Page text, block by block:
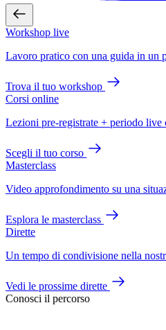
Workshop live
Lavoro pratico con una guida in un
Trova il tuo workshop
Corsi online
Lezioni pre-registrate + periodo live
Scegli il tuo corso
Masterclass
Video approfondimento su una
Esplora le masterclass
Dirette
Un tempo di condivisione nella
Vedi le prossime dirette
Conosci il percorso